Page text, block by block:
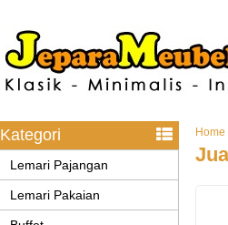
Home
Kategori
Lemari Pajangan
Lemari Pakaian